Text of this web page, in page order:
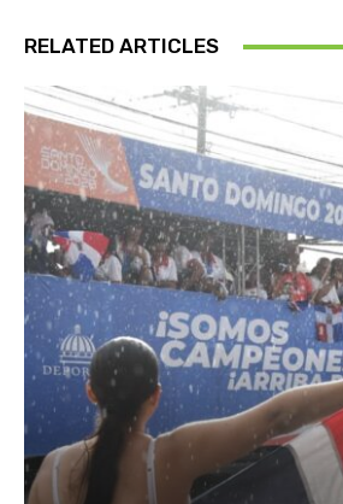
RELATED ARTICLES